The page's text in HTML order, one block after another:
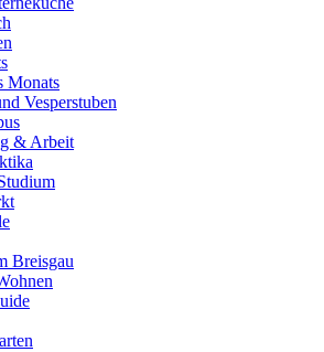
Monats
Vesperstuben
& Arbeit
Breisgau